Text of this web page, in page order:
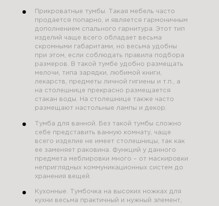
Прикроватные тумбы. Такая мебель часто
продается попарно, и является гармоничным
дополнением спального гарнитура. Этот тип
изделий чаще всего обладает весьма
скромными габаритами, но весьма удобны
при этом, если соблюдать правила подбора
размеров. В такой тумбе удобно размещать
мелочи, типа зарядки, любимой книги,
лекарств, предметы личной гигиены и т.п., а
на столешнице прекрасно размещается
стакан воды. На столешнице также часто
размещают настольные лампы и декор.
Тумба для ванной. Без такой тумбы сложно
себе представить ванную комнату, чаще
всего изделие не имеет столешницы, так как
ее заменяет раковина. Функций у данного
предмета меблировки много – от маскировки
неприглядных коммуникационных систем до
хранения вещей.
Кухонные. Тумбочка на высоких ножках для
кухни весьма практичный и нужный элемент,